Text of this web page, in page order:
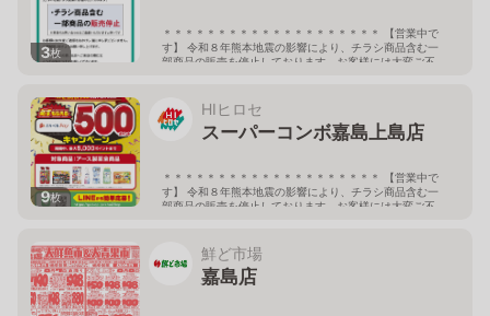
3枚
＊＊＊＊＊＊＊＊＊＊＊＊＊＊＊＊＊＊＊＊ 【営業中で
す】 令和８年熊本地震の影響により、チラシ商品含む一
部商品の販売を停止しております。お客様には大変ご不
ださいませ。 ＊＊＊＊＊＊＊＊＊＊＊＊＊＊＊＊＊＊＊
＊ 9:00-20:00
熊本県上益城郡嘉島町鯰1792-1
9枚
HIヒロセ
スーパーコンボ嘉島上島店
＊＊＊＊＊＊＊＊＊＊＊＊＊＊＊＊＊＊＊＊ 【営業中で
す】 令和８年熊本地震の影響により、チラシ商品含む一
部商品の販売を停止しております。お客様には大変ご不
ださいませ。 ＊＊＊＊＊＊＊＊＊＊＊＊＊＊＊＊＊＊＊
＊ 9:00-21:00
熊本県上益城郡嘉島町大字上島2016番地
鮮ど市場
嘉島店